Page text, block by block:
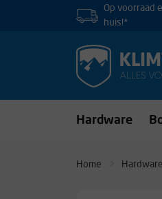
Op voorraad
huis!*
Hardware
Home Hardware